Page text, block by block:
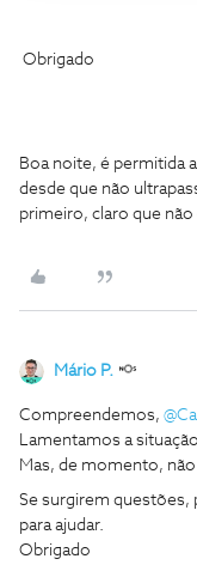
Obrigado
Boa noite, é permitida
desde que não
primeiro, claro que
Mário P.
Compreendemos,
Lamentamos a
Mas, de momento,
Se surgirem questões,
para ajudar.
Obrigado